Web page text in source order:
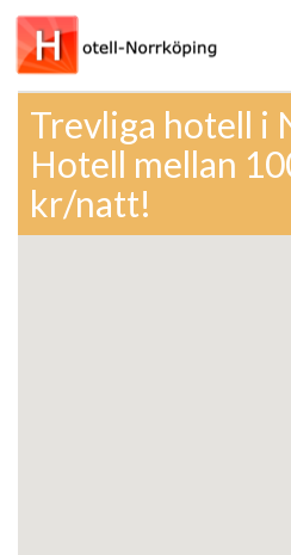
Trevliga hotell i
Hotell mellan
kr/natt!